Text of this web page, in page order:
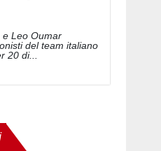
e Leo Oumar
del team italiano
20 di...